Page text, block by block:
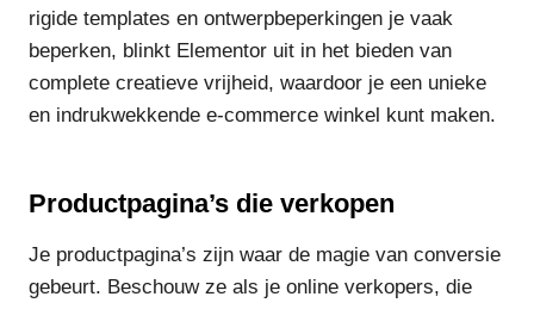
rigide templates en ontwerpbeperkingen je vaak
beperken, blinkt Elementor uit in het bieden van
complete creatieve vrijheid, waardoor je een unieke
en indrukwekkende e-commerce winkel kunt maken.
Productpagina’s die verkopen
Je productpagina’s zijn waar de magie van conversie
gebeurt. Beschouw ze als je online verkopers, die